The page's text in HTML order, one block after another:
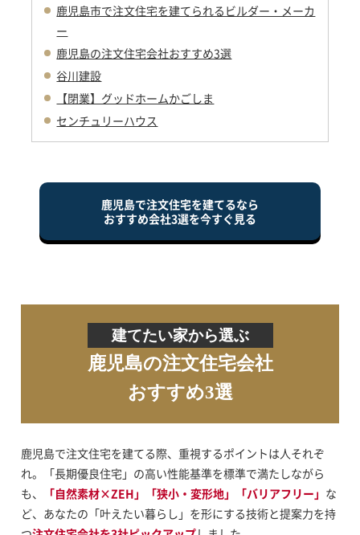
鹿児島市で注文住宅を建てられるビルダー・メーカ
ー
鹿児島の注文住宅会社おすすめ3選
谷川建設
【閉業】グッドホームかごしま
センチュリーハウス
鹿児島で注文住宅を建てるなら
おすすめ会社3選を今すぐ見る
建てたい家から選ぶ
鹿児島の注文住宅会社
おすすめ3選
鹿児島で注文住宅を建てる際、重視するポイントは人それぞ
れ。「長期優良住宅」の高い性能基準を標準で満たしながら
も、
「自然素材×ZEH」「狭小・変形地」「バリアフリー」 な
ど、あなたの「叶えたい暮らし」を形にする技術と提案力を持